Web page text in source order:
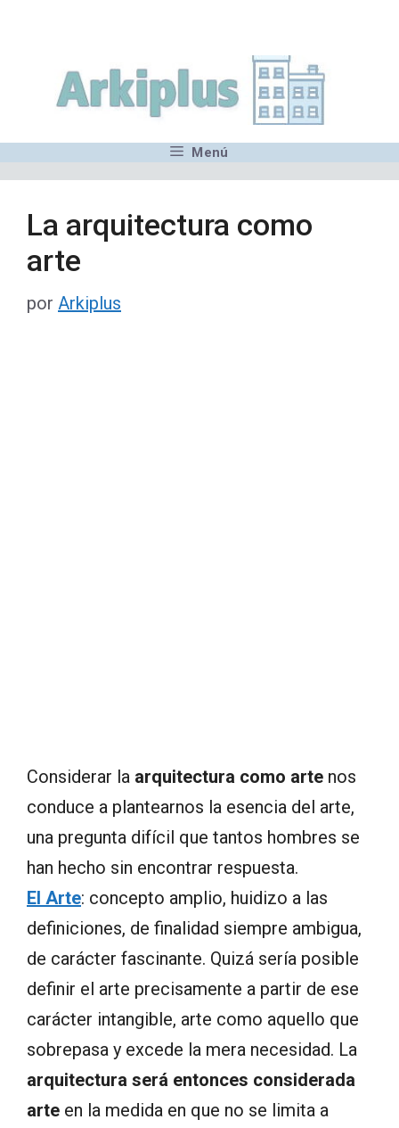
contenido
Menú
La arquitectura como
arte
por Arkiplus
Considerar la arquitectura como arte nos
conduce a plantearnos la esencia del arte,
una pregunta difícil que tantos hombres se
han hecho sin encontrar respuesta.
El Arte: concepto amplio, huidizo a las
definiciones, de finalidad siempre ambigua,
de carácter fascinante. Quizá sería posible
definir el arte precisamente a partir de ese
carácter intangible, arte como aquello que
sobrepasa y excede la mera necesidad. La
arquitectura será entonces considerada
arte en la medida en que no se limita a